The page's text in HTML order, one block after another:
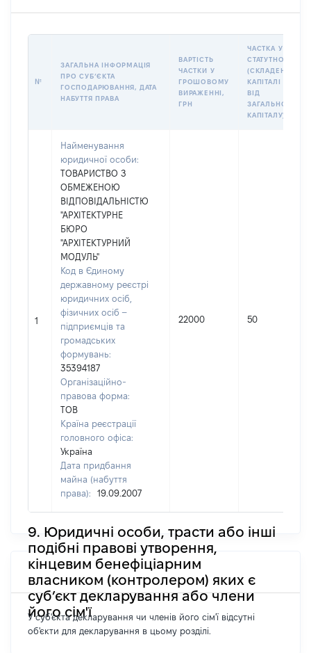
№
ЗАГАЛЬНА ІНФОРМАЦІЯ
ПРО СУБʼЄКТА
ГОСПОДАРЮВАННЯ, ДАТА
НАБУТТЯ ПРАВА
ВАРТІСТЬ
ЧАСТКИ У
ГРОШОВОМУ
ВИРАЖЕННІ,
ГРН
ЧАСТКА У
СТАТУТНОМУ
(СКЛАДЕНОМУ)
КАПІТАЛІ (%
ВІД
ЗАГАЛЬНОГО
КАПІТАЛУ)
1
Найменування
юридичної особи:
ТОВАРИСТВО З
ОБМЕЖЕНОЮ
ВІДПОВІДАЛЬНІСТЮ
"АРХІТЕКТУРНЕ
БЮРО
"АРХІТЕКТУРНИЙ
МОДУЛЬ"
Код в Єдиному
державному реєстрі
юридичних осіб,
фізичних осіб –
підприємців та
громадських
формувань:
35394187
Організаційно-
правова форма:
ТОВ
Країна реєстрації
головного офіса:
Україна
Дата придбання
майна (набуття
права):
19.09.2007
22000 50
9. Юридичні особи, трасти або інші
подібні правові утворення,
кінцевим бенефіціарним
власником (контролером) яких є
суб’єкт декларування або члени
його сім'ї
У суб'єкта декларування чи членів його сім'ї відсутні
об'єкти для декларування в цьому розділі.